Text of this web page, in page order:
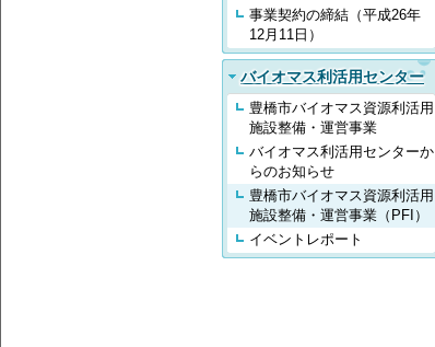
事業契約の締結（平成26年
12月11日）
バイオマス利活用センター
豊橋市バイオマス資源利活用
施設整備・運営事業
バイオマス利活用センターか
らのお知らせ
豊橋市バイオマス資源利活用
施設整備・運営事業（PFI）
イベントレポート